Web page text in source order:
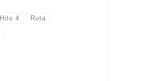
Hito 4 Ruta